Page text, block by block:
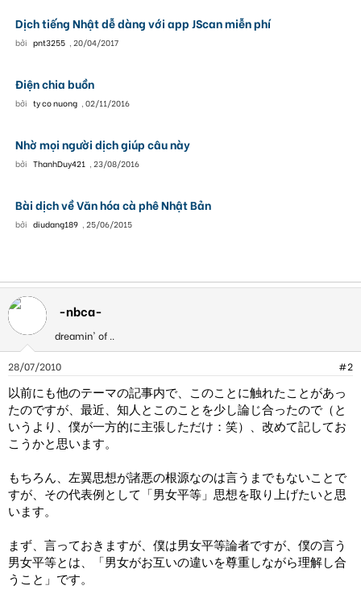
Dịch tiếng Nhật dễ dàng với app JScan miễn phí
bởi pnt3255 20/04/2017
Điện chia buồn
bởi ty co nuong 02/11/2016
Nhờ mọi người dịch giúp câu này
bởi ThanhDuy421 23/08/2016
Bài dịch về Văn hóa cà phê Nhật Bản
bởi diudang189 25/06/2015
-nbca-
dreamin' of ..
28/07/2010 #2
以前にも他のテーマの記事内で、このことに触れたことがあっ
たのですが、最近、知人とこのことを少し論じ合ったので（と
いうより、僕が一方的に主張しただけ：笑）、改めて記してお
こうかと思います。
もちろん、左翼思想が諸悪の根源なのは言うまでもないことで
すが、その代表例として「男女平等」思想を取り上げたいと思
います。
まず、言っておきますが、僕は男女平等論者ですが、僕の言う
男女平等とは、「男女がお互いの違いを尊重しながら理解し合
うこと」です。